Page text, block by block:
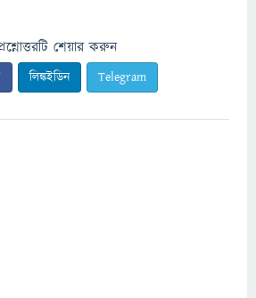
শেয়ার করুন
লিঙ্কইডিন Telegram